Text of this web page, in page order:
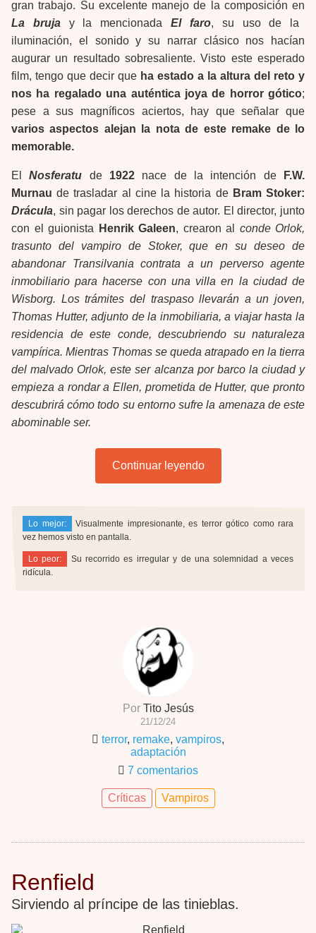
gran trabajo. Su excelente manejo de la composición en
La bruja
y la mencionada El faro, su uso de la
iluminación, el sonido y su narrar clásico nos hacían
augurar un resultado sobresaliente. Visto este esperado
film, tengo que decir que ha estado a la altura del reto y
nos ha regalado una auténtica joya de horror gótico;
pese a sus magníficos aciertos, hay que señalar que
varios aspectos alejan la nota de este remake de lo
memorable.
ElNosferatu de1922 nace de la intención deF.W.
Murnau de trasladar al cine la historia deBram Stoker:
Drácula, sin pagar los derechos de autor. El director, junto
con el guionista Henrik Galeen, crearon al conde Orlok,
trasunto del vampiro de Stoker, que en su deseo de
abandonar Transilvania contrata a un perverso agente
inmobiliario para hacerse con una villa en la ciudad de
Wisborg. Los trámites del traspaso llevarán a un joven,
Thomas Hutter, adjunto de la inmobiliaria, a viajar hasta la
residencia de este conde, descubriendo su naturaleza
vampírica. Mientras Thomas se queda atrapado en la tierra
del malvado Orlok, este ser alcanza por barco la ciudad y
empieza a rondar a Ellen, prometida de Hutter, que pronto
descubrirá cómo todo su entorno sufre la amenaza de este
abominable ser.
Continuar leyendo
Lo mejor:
Visualmente impresionante, es terror gótico como rara
vez hemos visto en pantalla.
Lo peor:
Su recorrido es irregular y de una solemnidad a veces
ridícula.
PorTito Jesús
21/12/24
terror, remake, vampiros,
adaptación
7 comentarios
Críticas Vampiros
Renfield
Sirviendo al príncipe de las tinieblas.